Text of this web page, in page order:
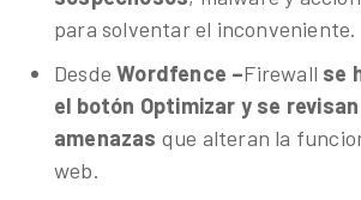
para solventar el inconveniente.
DesdeWordfence –Firewall se
el botón Optimizar y se
amenazas que alteran la
web.